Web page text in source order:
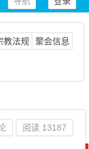
教法规 聚会信息
阅读 13187